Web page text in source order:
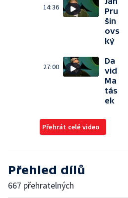
14:36
Pru
šin
ovs
ký
27:00
Da
vid
Ma
tás
ek
Přehrát celé video
Přehled dílů
667 přehratelných